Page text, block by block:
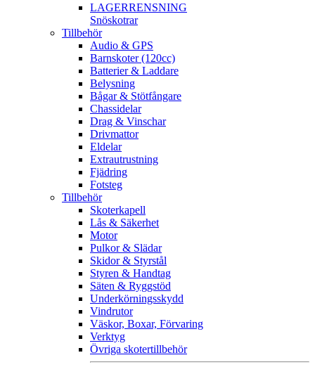
LAGERRENSNING
Snöskotrar
Tillbehör
Audio & GPS
Barnskoter (120cc)
Batterier & Laddare
Belysning
Bågar & Stötfångare
Chassidelar
Drag & Vinschar
Drivmattor
Eldelar
Extrautrustning
Fjädring
Fotsteg
Tillbehör
Skoterkapell
Lås & Säkerhet
Motor
Pulkor & Slädar
Skidor & Styrstål
Styren & Handtag
Säten & Ryggstöd
Underkörningsskydd
Vindrutor
Väskor, Boxar, Förvaring
Verktyg
Övriga skotertillbehör